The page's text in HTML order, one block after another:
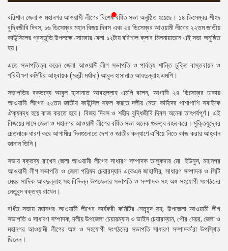
প্রেস
রিলিজ
প্রকাশনা
বিএনপি-
সহিংসতা
সংগঠন
নির্বাচনী
ইশতেহার
বরিশাল জেলা ও মহানগর আওয়ামী লীগের বিশেষ বর্ধিত সভা অনুষ্ঠিত হয়েছে। ১৪ ডিসেম্বর শীহদ
বুদ্ধিজীবি দিবস, ১৬ ডিসেম্বর মহান বিজয় দিবস এবং ২৪ ডিসেম্বর আওয়ামী লীগের ২২তম জাতীয়
কাউন্সিলের প্রস্তুতি উপলক্ষে সোমবার বেলা ১২টায় বরিশাল ক্লাব মিলনায়াতনে এই সভা অনুষ্ঠিত
হয়।
এতে সভাপতিত্ব করেন জেলা আওয়ামী লীগ সভাপতি ও পার্বত্য শান্তি চুক্তি বাস্তবায়ন ও
পরিবীক্ষণ কমিটির আহ্বায়ক (মন্ত্রী মর্যাদা) আবুল হাসানাত আবদুল্লাহ এমপি।
সভাপতির বক্তব্যে আবুল হাসানাত আবদুল্লাহ এমপি বলেন, আগামী ২৪ ডিসেম্বর ঢাকায়
আওয়ামী লীগের ২২তম জাতীয় কাউন্সিল সফল করতে দলীয় নেতা কর্মিদের পাশাপাশি সবাইকে
ঐক্যবদ্ধ হয়ে কাজ করতে হবে। বিজয় দিবস ও শহীদ বুদ্ধিজীবি দিবস অনেক তাৎপর্যপূর্ণ। এই
বিজয়ের মাসে জেলা ও মহানগর আওয়ামী লীগের বর্ধিত সভা অনেক গুরুত্ব বহন করে। মুক্তিযুদ্ধের
চেতনাকে ধারণ করে আগামীর দিনগুলোতে দেশ ও জাতীর কল্যাণে এগিয়ে নিতে কাজ করার আহ্বান
জানান তিনি।
সভায় বক্তব্য রাখেন জেলা আওয়ামী লীগের সাধারণ সম্পাদক তালুকদার মো. ইউনুস, মহানগর
আওয়ামী লীগ সভাপতি ও জেলা পরিষদ চেয়ারম্যান একেএম জাহাঙ্গীর, সাধারণ সম্পাদক ও সিটি
মেয়র সাদিক আবদুল্লাহ সহ বিভিন্ন উপজেলার সভাপতি ও সম্পাদক সহ অঙ্গ সহযোগী সংগঠনের
নেতৃবৃন্দ বক্তব্য রাখেন।
বর্ধিত সভায় মহানগর আওয়ামী লীগের কার্যকরী কমিটির নেতৃবৃন্দ সহ, উপজেলা আওয়ামী লীগ
সভাপতি ও সাধারণ সম্পাদক, দলীয় উপজেলা চেয়ারম্যান ও ভাইস চেয়ারম্যান, পৌর মেয়র, জেলা ও
মহানগর আওয়ামী লীগের অঙ্গ ও সহযোগী সংগঠনের সভাপতি সাধারণ সম্পাদক’রা উপস্থিত
ছিলেন।